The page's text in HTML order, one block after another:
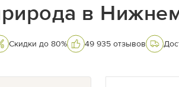
в
Скидки до 80% 49 935 отзывов